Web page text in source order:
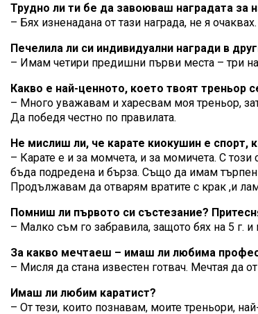
Трудно ли ти бе да завоюваш наградата за
– Бях изненадана от тази награда, не я
Печелила ли си индивидуални награди в
– Имам четири предишни първи места – три
Какво е най-ценното, което твоят треньор
– Много уважавам и харесвам моя треньор,
Да победя честно по правилата.
Не мислиш ли, че карате киокушин е спорт,
– Карате е и за момчета, и за момичета. С
бъда подредена и бърза. Също да имам
Продължавам да отварям вратите с крак ,и
Помниш ли първото си състезание?
– Малко съм го забравила, защото бях на 5 г.
За какво мечтаеш – имаш ли любима
– Мисля да стана известен готвач. Мечтая да
Имаш ли любим каратист?
– От тези, които познавам, моите треньори,